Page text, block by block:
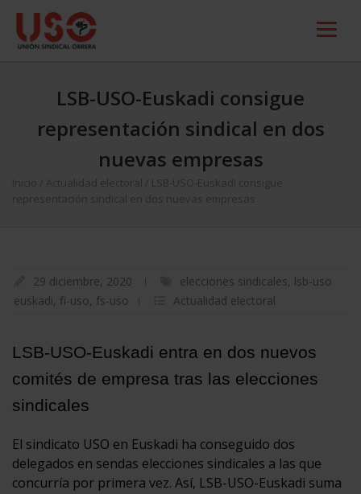
LSB-USO-Euskadi consigue
representación sindical en dos
nuevas empresas
Inicio Actualidad electoral
LSB-USO-Euskadi consigue
representación sindical en dos nuevas empresas
29 diciembre, 2020 elecciones sindicales, lsb-uso
euskadi, fi-uso, fs-uso Actualidad electoral
LSB-USO-Euskadi entra en dos nuevos
comités de empresa tras las elecciones
sindicales
El sindicato USO en Euskadi ha conseguido dos
delegados en sendas elecciones sindicales a las que
concurría por primera vez. Así, LSB-USO-Euskadi suma